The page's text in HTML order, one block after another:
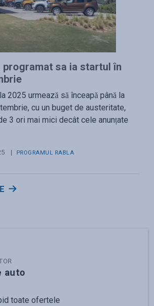
programat sa ia startul în
2025 urmează să înceapă până la
cu un buget de austeritate,
3 ori mai mici decât cele anunțate
| PROGRAMUL RABLA
auto
toate ofertele